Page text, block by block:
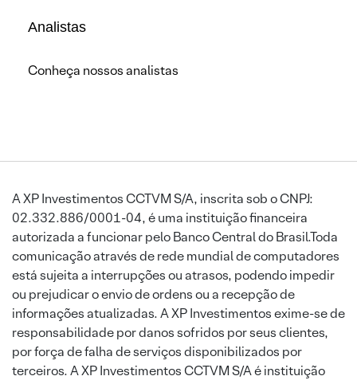
Analistas
Conheça nossos analistas
A XP Investimentos CCTVM S/A, inscrita sob o CNPJ:
02.332.886/0001-04, é uma instituição financeira
autorizada a funcionar pelo Banco Central do Brasil.Toda
comunicação através de rede mundial de computadores
está sujeita a interrupções ou atrasos, podendo impedir
ou prejudicar o envio de ordens ou a recepção de
informações atualizadas. A XP Investimentos exime-se de
responsabilidade por danos sofridos por seus clientes,
por força de falha de serviços disponibilizados por
terceiros. A XP Investimentos CCTVM S/A é instituição